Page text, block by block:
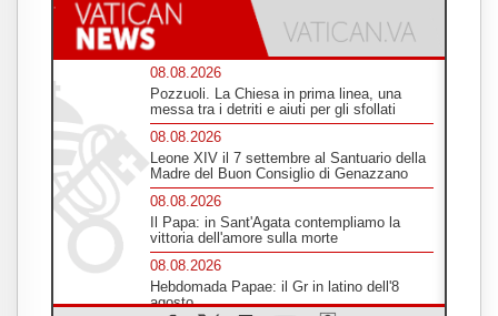
08.08.2026
Pozzuoli. La Chiesa in prima linea, una
messa tra i detriti e aiuti per gli sfollati
08.08.2026
Leone XIV il 7 settembre al Santuario della
Madre del Buon Consiglio di Genazzano
08.08.2026
Il Papa: in Sant'Agata contempliamo la
vittoria dell'amore sulla morte
08.08.2026
Hebdomada Papae: il Gr in latino dell'8
agosto